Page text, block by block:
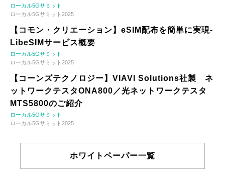
ローカル5Gサミット
ローカル5Gサミット2025
【コモン・クリエーション】eSIM配布を簡単に実現-
LibeSIMサービス概要
ローカル5Gサミット
ローカル5Gサミット2025
【コーンズテクノロジー】VIAVI Solutions社製 ネ
ットワークテスタONA800／光ネットワークテスタ
MTS5800のご紹介
ローカル5Gサミット
ローカル5Gサミット2025
ホワイトペーパー一覧